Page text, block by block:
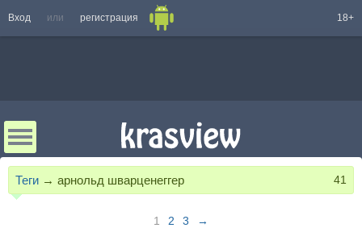
Вход или регистрация 18+
Теги → арнольд шварценеггер 41
1 2 3 →